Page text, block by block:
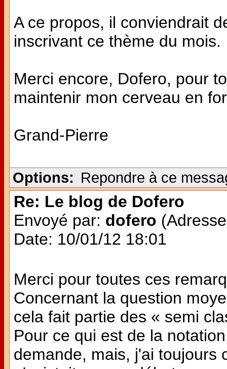
A ce propos, il conviendrait
inscrivant ce thème du mois.
Merci encore, Dofero, pour
maintenir mon cerveau en
Grand-Pierre
Options: Repondre à ce
Re: Le blog de Dofero
Envoyé par: dofero
Date: 10/01/12 18:01
Merci pour toutes ces
Concernant la question
cela fait partie des « semi
Pour ce qui est de la
demande, mais, j'ai toujours